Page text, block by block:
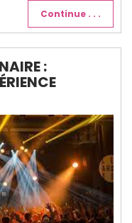
Continue . . .
: